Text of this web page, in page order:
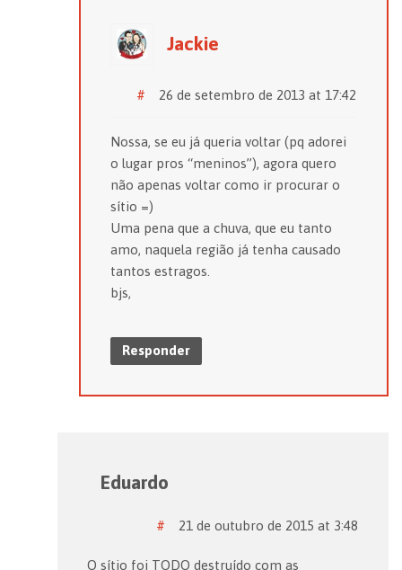
Jackie
26 de setembro de 2013 at 17:42
#
Nossa, se eu já queria voltar (pq adorei
o lugar pros “meninos”), agora quero
não apenas voltar como ir procurar o
sítio =)
Uma pena que a chuva, que eu tanto
amo, naquela região já tenha causado
tantos estragos.
bjs,
Responder
Eduardo
21 de outubro de 2015 at 3:48
#
O sítio foi TODO destruído com as